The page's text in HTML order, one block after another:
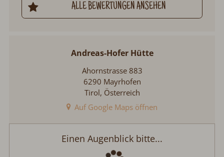
ALLE BEWERTUNGEN ANSEHEN
Andreas-Hofer Hütte
Ahornstrasse 883
6290 Mayrhofen
Tirol, Österreich
Auf Google Maps öffnen
Andreas-Hofer Hütten